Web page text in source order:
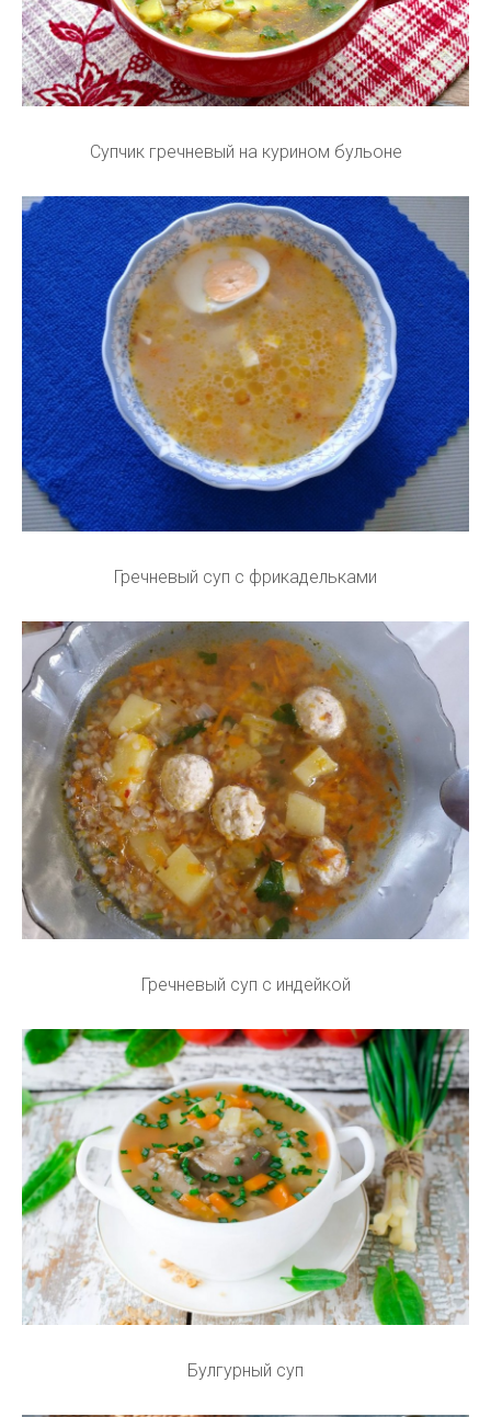
Супчик гречневый на курином бульоне
Гречневый суп с фрикадельками
Гречневый суп с индейкой
Булгурный суп